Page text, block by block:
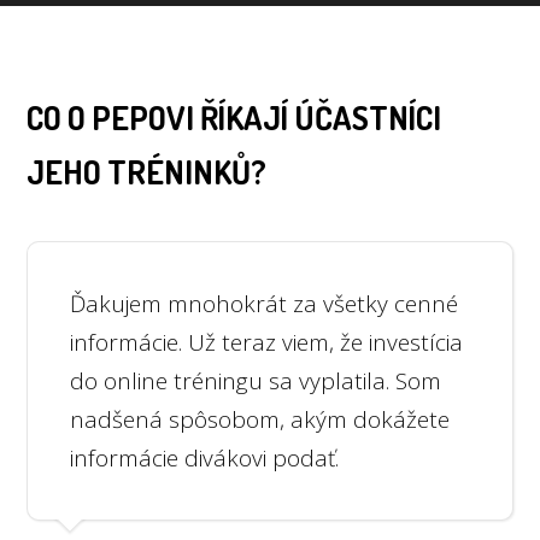
CO O PEPOVI ŘÍKAJÍ ÚČASTNÍCI
JEHO TRÉNINKŮ?
Ďakujem mnohokrát za všetky cenné
informácie. Už teraz viem, že investícia
do online tréningu sa vyplatila. Som
nadšená spôsobom, akým dokážete
informácie divákovi podať.